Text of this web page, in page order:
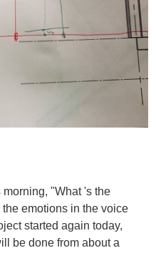
"What 's the
emotions in the voice
started again today,
be done from about a